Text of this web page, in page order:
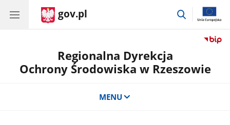
gov.pl
przejdź
Regionalna Dyrekcja
Ochrony Środowiska w Rzeszowie
MENU